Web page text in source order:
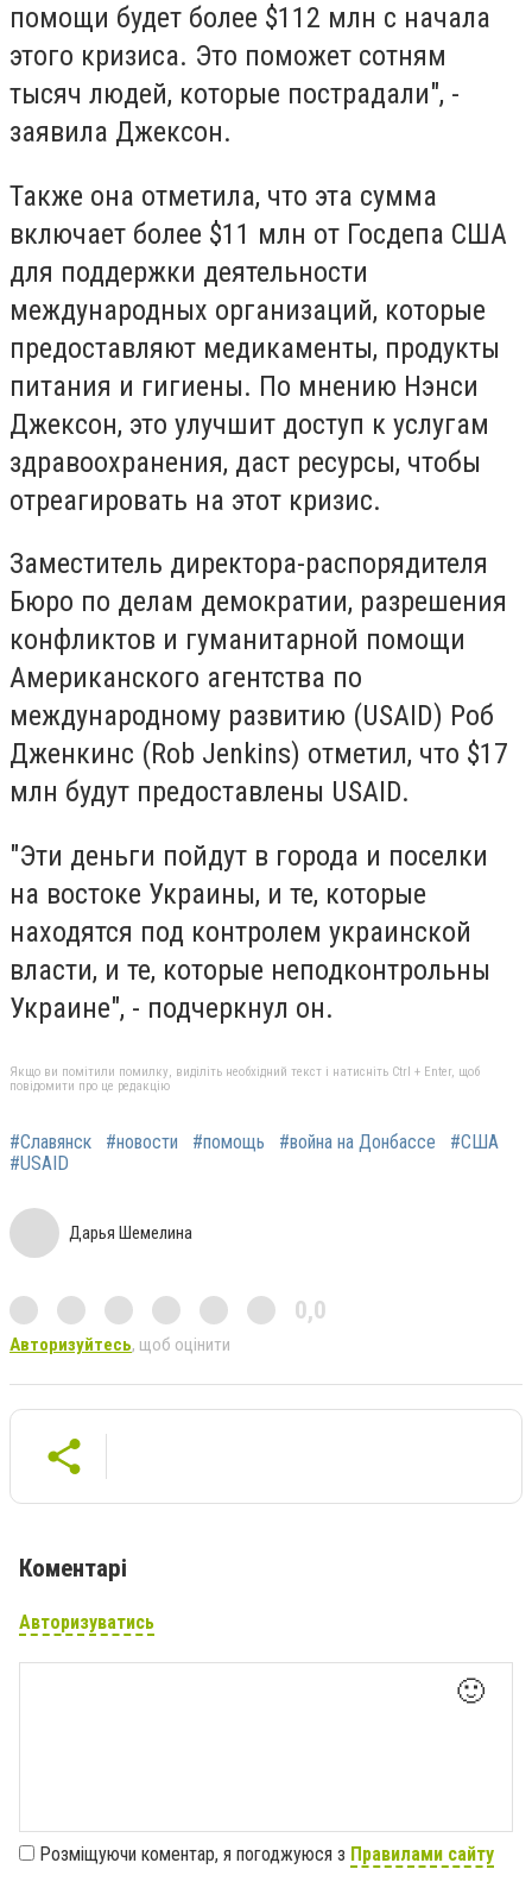
помощи будет более $112 млн с начала
этого кризиса. Это поможет сотням
тысяч людей, которые пострадали", -
заявила Джексон.
Также она отметила, что эта сумма
включает более $11 млн от Госдепа США
для поддержки деятельности
международных организаций, которые
предоставляют медикаменты, продукты
питания и гигиены. По мнению Нэнси
Джексон, это улучшит доступ к услугам
здравоохранения, даст ресурсы, чтобы
отреагировать на этот кризис.
Заместитель директора-распорядителя
Бюро по делам демократии, разрешения
конфликтов и гуманитарной помощи
Американского агентства по
международному развитию (USAID) Роб
Дженкинс (Rob Jenkins) отметил, что $17
млн будут предоставлены USAID.
"Эти деньги пойдут в города и поселки
на востоке Украины, и те, которые
находятся под контролем украинской
власти, и те, которые неподконтрольны
Украине", - подчеркнул он.
Якщо ви помітили помилку, виділіть необхідний текст і натисніть Ctrl + Enter, щоб
повідомити про це редакцію
#Славянск #новости #помощь #война на Донбассе
#США
#USAID
Дарья Шемелина
0,0
Авторизуйтесь, щоб оцінити
Коментарі
Авторизуватись
🙂
Розміщуючи коментар, я погоджуюся з Правилами сайту